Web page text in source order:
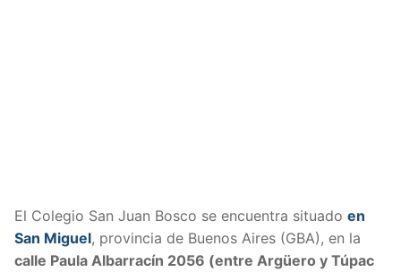
El Colegio San Juan Bosco se encuentra situado en
San Miguel, provincia de Buenos Aires (GBA), en la
calle Paula Albarracín 2056 (entre Argüero y Túpac